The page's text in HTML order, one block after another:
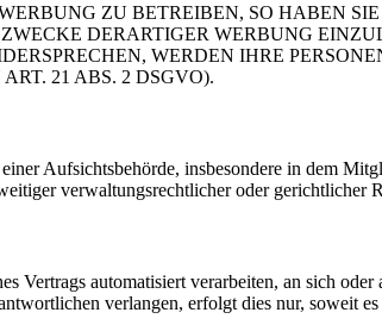
ZU BETREIBEN, SO HABEN
DERARTIGER WERBUNG
WERDEN IHRE
21 ABS. 2 DSGVO).
Aufsichtsbehörde, insbesondere in dem
verwaltungsrechtlicher oder gerichtlicher
automatisiert verarbeiten, an sich
verlangen, erfolgt dies nur, soweit